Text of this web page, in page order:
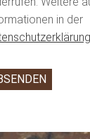
in der